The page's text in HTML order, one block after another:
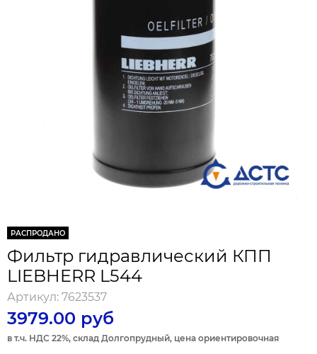
РАСПРОДАНО
Фильтр гидравлический КПП
LIEBHERR L544
Артикул: 7623537
3979.00 руб
в т.ч. НДС 22%, склад Долгопрудный, цена ориентировочная